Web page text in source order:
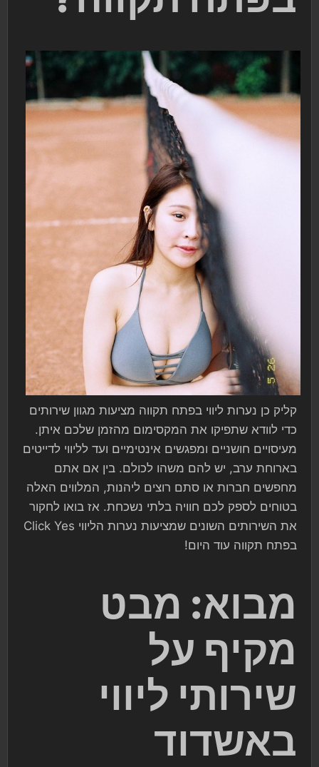
קליק כן נערות ליווי בפתח תקווה מציעות מגוון שירותים
כדי לוודא שתפיקו את המקסימום מהזמן שלכם איתן.
מעיסויים חושניים ומפגשים אינטימיים ועד לליווי לדייטים
בארוחת ערב, יש להם משהו לכולם. בין אם אתם
מחפשים חברות או סתם רוצים ליהנות, המלווים האלה
בטוחים לספק לכם חוויה בלתי נשכחת. אז בואו לחקור
את השירותים השונים שמציעות נערות הליווי Click Yes
בפתח תקווה עוד היום!
מבוא: מבט
מקיף על
שירותי ליווי
באשדוד